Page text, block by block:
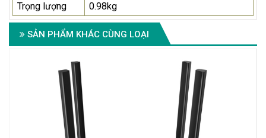
Trọng lượng
0.98kg
SẢN PHẨM KHÁC CÙNG LOẠI